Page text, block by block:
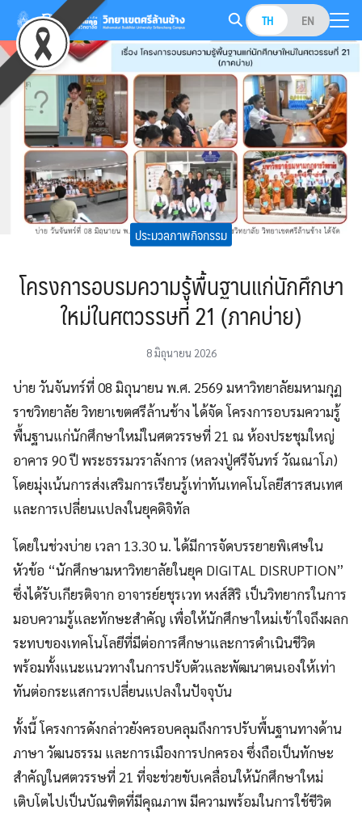
Skip
content
TH EN
Search
for:
ประมวลภาพกิจกรรม
โครงการอบรมความรู้พื้นฐานแก่นักศึกษา
ใหม่ในศตวรรษที่ 21 (ภาคบ่าย)
8 มิถุนายน 2026
บ่าย วันจันทร์ที่ 08 มิถุนายน พ.ศ. 2569 มหาวิทยาลัยมหามกุฏ
ราชวิทยาลัย วิทยาเขตศรีล้านช้าง ได้จัด โครงการอบรมความรู้
พื้นฐานแก่นักศึกษาใหม่ในศตวรรษที่ 21 ณ ห้องประชุมใหญ่
อาคาร 90 ปี พระธรรมวราลังการ (หลวงปู่ศรีจันทร์ วัณณาโภ)
โดยมุ่งเน้นการส่งเสริมการเรียนรู้เท่าทันเทคโนโลยีสารสนเทศ
และการเปลี่ยนแปลงในยุคดิจิทัล
โดยในช่วงบ่าย เวลา 13.30 น. ได้มีการจัดบรรยายพิเศษใน
หัวข้อ “นักศึกษามหาวิทยาลัยในยุค DIGITAL DISRUPTION”
ซึ่งได้รับเกียรติจาก อาจารย์ยชุรเวท หงส์สิริ เป็นวิทยากรในการ
มอบความรู้และทักษะสำคัญ เพื่อให้นักศึกษาใหม่เข้าใจถึงผลก
ระทบของเทคโนโลยีที่มีต่อการศึกษาและการดำเนินชีวิต
พร้อมทั้งแนะแนวทางในการปรับตัวและพัฒนาตนเองให้เท่า
ทันต่อกระแสการเปลี่ยนแปลงในปัจจุบัน
ทั้งนี้ โครงการดังกล่าวยังครอบคลุมถึงการปรับพื้นฐานทางด้าน
ภาษา วัฒนธรรม และการเมืองการปกครอง ซึ่งถือเป็นทักษะ
สำคัญในศตวรรษที่ 21 ที่จะช่วยขับเคลื่อนให้นักศึกษาใหม่
เติบโตไปเป็นบัณฑิตที่มีคุณภาพ มีความพร้อมในการใช้ชีวิต